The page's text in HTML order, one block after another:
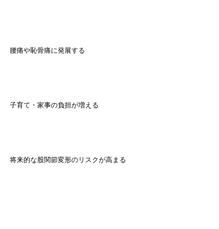
腰痛や恥骨痛に発展する
子育て・家事の負担が増える
将来的な股関節変形のリスクが高まる